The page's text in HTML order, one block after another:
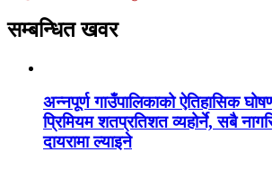
सम्बन्धित खवर
अन्नपूर्ण गाउँपालिकाको ऐतिहासिक
प्रिमियम शतप्रतिशत व्यहोर्ने, सबै
दायरामा ल्याइने